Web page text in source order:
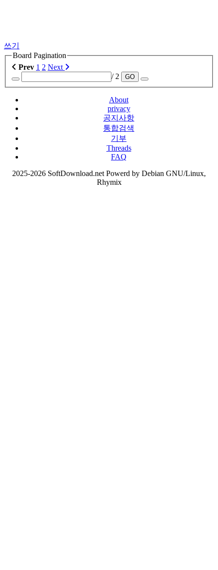
쓰기
Board Pagination
Prev 1 2 Next
/ 2
GO
About
privacy
공지사항
통합검색
기부
Threads
FAQ
2025-2026 SoftDownload.net Powerd by Debian GNU/Linux,
Rhymix